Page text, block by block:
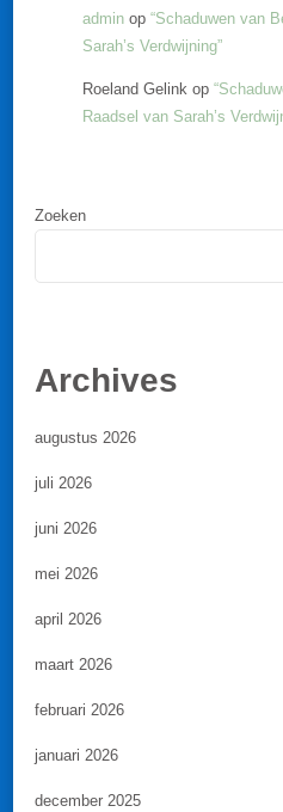
admin op “Schaduwen van
Sarah’s Verdwijning”
Roeland Gelink op
Raadsel van Sarah’s
Zoeken
Archives
augustus 2026
juli 2026
juni 2026
mei 2026
april 2026
maart 2026
februari 2026
januari 2026
december 2025